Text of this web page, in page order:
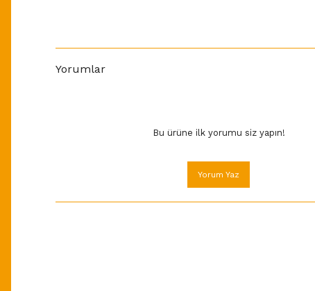
Yorumlar
Bu ürüne ilk yorumu siz yapın!
Yorum Yaz